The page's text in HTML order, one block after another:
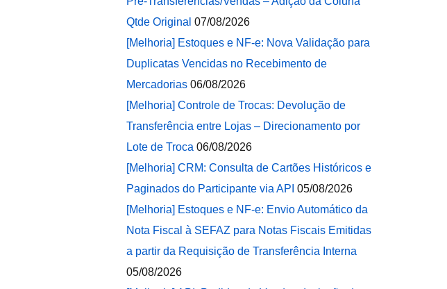
Qtde Original 07/08/2026
[Melhoria] Estoques e NF-e: Nova Validação para
Duplicatas Vencidas no Recebimento de
Mercadorias 06/08/2026
[Melhoria] Controle de Trocas: Devolução de
Transferência entre Lojas – Direcionamento por
Lote de Troca 06/08/2026
[Melhoria] CRM: Consulta de Cartões Históricos e
Paginados do Participante via API 05/08/2026
[Melhoria] Estoques e NF-e: Envio Automático da
Nota Fiscal à SEFAZ para Notas Fiscais Emitidas
a partir da Requisição de Transferência Interna
05/08/2026